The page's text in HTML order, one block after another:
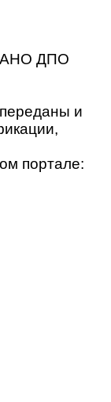
АНО ДПО
и
портале: